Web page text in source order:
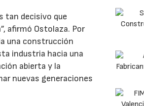
tan decisivo que
afirmó Ostolaza. Por
una construcción
industria hacia una
abierta y la
nuevas generaciones